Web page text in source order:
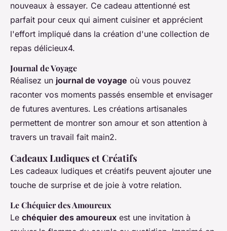
nouveaux à essayer. Ce cadeau attentionné est
parfait pour ceux qui aiment cuisiner et apprécient
l'effort impliqué dans la création d'une collection de
repas délicieux4.
Journal de Voyage
Réalisez un journal de voyage où vous pouvez
raconter vos moments passés ensemble et envisager
de futures aventures. Les créations artisanales
permettent de montrer son amour et son attention à
travers un travail fait main2.
Cadeaux Ludiques et Créatifs
Les cadeaux ludiques et créatifs peuvent ajouter une
touche de surprise et de joie à votre relation.
Le Chéquier des Amoureux
Le chéquier des amoureux est une invitation à